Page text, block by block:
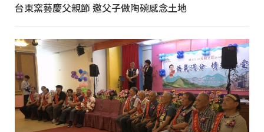
台東窯藝慶父親節 邀父子做陶碗感念土地